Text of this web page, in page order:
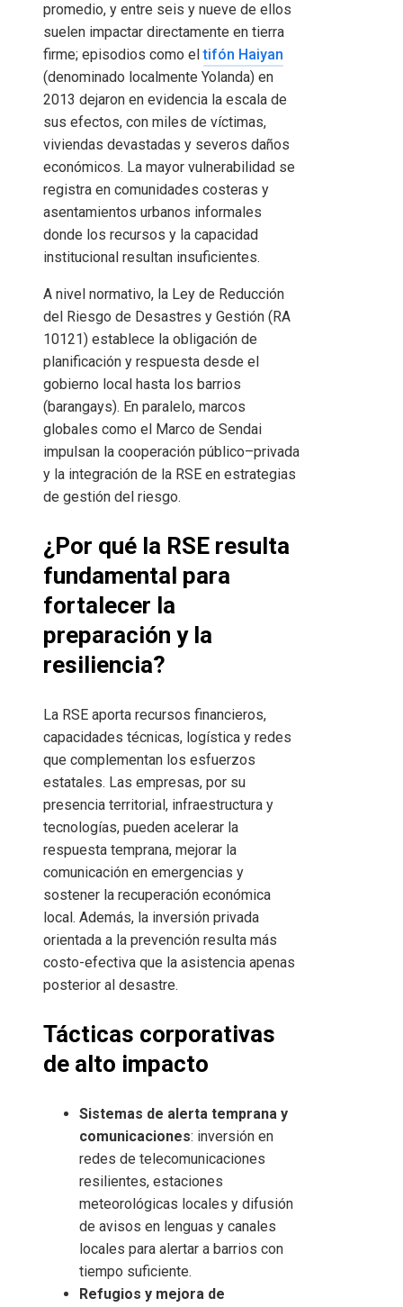
promedio, y entre seis y nueve de ellos
suelen impactar directamente en tierra
firme; episodios como eltifón Haiyan
(denominado localmente Yolanda) en
2013 dejaron en evidencia la escala de
sus efectos, con miles de víctimas,
viviendas devastadas y severos daños
económicos. La mayor vulnerabilidad se
registra en comunidades costeras y
asentamientos urbanos informales
donde los recursos y la capacidad
institucional resultan insuficientes.
A nivel normativo, la Ley de Reducción
del Riesgo de Desastres y Gestión (RA
10121) establece la obligación de
planificación y respuesta desde el
gobierno local hasta los barrios
(barangays). En paralelo, marcos
globales como el Marco de Sendai
impulsan la cooperación público–privada
y la integración de la RSE en estrategias
de gestión del riesgo.
¿Por qué la RSE resulta
fundamental para
fortalecer la
preparación y la
resiliencia?
La RSE aporta recursos financieros,
capacidades técnicas, logística y redes
que complementan los esfuerzos
estatales. Las empresas, por su
presencia territorial, infraestructura y
tecnologías, pueden acelerar la
respuesta temprana, mejorar la
comunicación en emergencias y
sostener la recuperación económica
local. Además, la inversión privada
orientada a la prevención resulta más
costo-efectiva que la asistencia apenas
posterior al desastre.
Tácticas corporativas
de alto impacto
Sistemas de alerta temprana y
comunicaciones: inversión en
redes de telecomunicaciones
resilientes, estaciones
meteorológicas locales y difusión
de avisos en lenguas y canales
locales para alertar a barrios con
tiempo suficiente.
Refugios y mejora de